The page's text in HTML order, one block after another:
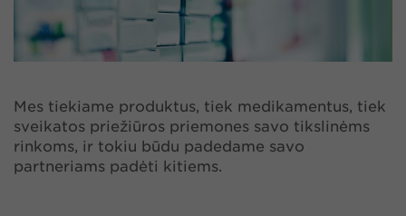
Mes tiekiame produktus, tiek medikamentus, tiek
sveikatos priežiūros priemones savo tikslinėms
rinkoms, ir tokiu būdu padedame savo
partneriams padėti kitiems.